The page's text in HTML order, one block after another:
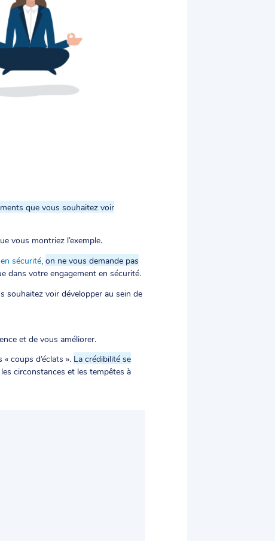
que vous souhaitez voir
vous montriez l’exemple.
sécurité, on ne vous demande pas
dans votre engagement en sécurité.
souhaitez voir développer au sein de
et de vous améliorer.
coups d’éclats ». La crédibilité se
circonstances et les tempêtes à